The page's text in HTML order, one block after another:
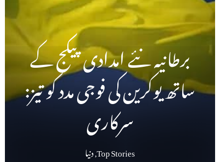
برطانیہ نئے امدادی پیکج کے
ساتھ یوکرین کی فوجی مدد کو تیز:
سرکاری
Top Stories
,دنیا